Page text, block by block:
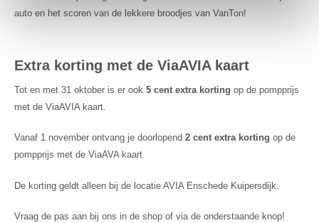
auto en het scoren van de lekkere broodjes van VanTon!
Extra korting met de ViaAVIA kaart
Tot en met 31 oktober is er ook 5 cent extra korting op de pompprijs
met de ViaAVIA kaart.
Vanaf 1 november ontvang je doorlopend 2 cent extra korting op de
pompprijs met de ViaAVA kaart.
De korting geldt alleen bij de locatie AVIA Enschede Kuipersdijk.
Vraag de pas aan bij ons in de shop of via de onderstaande knop!